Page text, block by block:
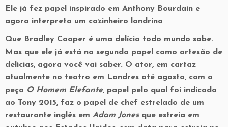
Ele já fez papel inspirado em Anthony Bourdain e
agora interpreta um cozinheiro londrino
Que Bradley Cooper é uma delícia todo mundo sabe.
Mas que ele já está no segundo papel como artesão de
delícias, agora você vai saber. O ator, em cartaz
atualmente no teatro em Londres até agosto, com a
peça O Homem Elefante, papel pelo qual foi indicado
ao Tony 2015, faz o papel de chef estrelado de um
restaurante inglês em Adam Jonesque estreia em